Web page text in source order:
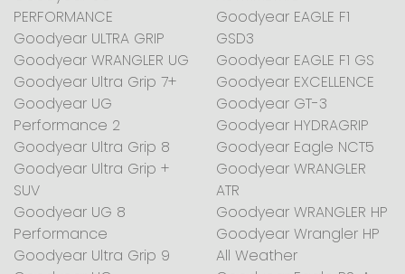
PERFORMANCE
Goodyear ULTRA GRIP
Goodyear WRANGLER UG
Goodyear Ultra Grip 7+
Goodyear UG
Performance 2
Goodyear Ultra Grip 8
Goodyear Ultra Grip +
SUV
Goodyear UG 8
Performance
Goodyear Ultra Grip 9
Goodyear EAGLE F1
GSD3
Goodyear EAGLE F1 GS
Goodyear EXCELLENCE
Goodyear GT-3
Goodyear HYDRAGRIP
Goodyear Eagle NCT5
Goodyear WRANGLER
ATR
Goodyear WRANGLER HP
Goodyear Wrangler HP
All Weather